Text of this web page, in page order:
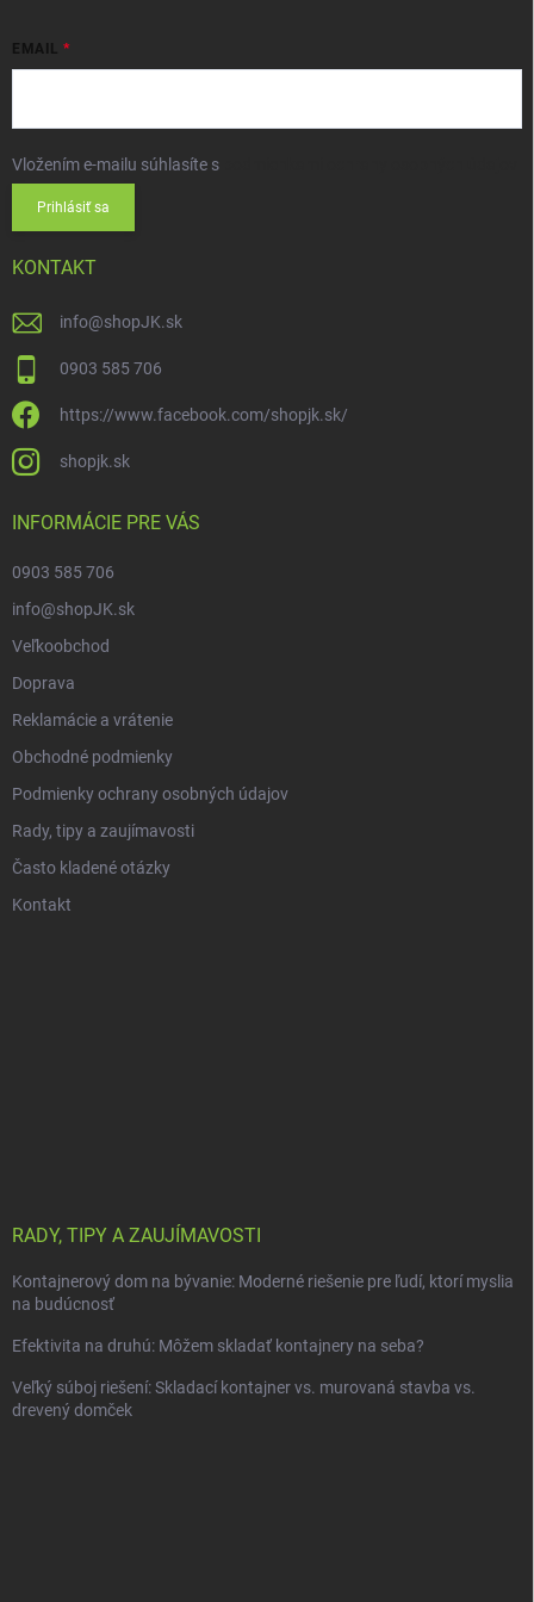
EMAIL
Vložením e-mailu súhlasíte s
Prihlásiť sa
KONTAKT
info@shopJK.sk
0903 585 706
https://www.facebook.com/shopjk.sk/
shopjk.sk
INFORMÁCIE PRE VÁS
0903 585 706
info@shopJK.sk
Veľkoobchod
Doprava
Reklamácie a vrátenie
Obchodné podmienky
Podmienky ochrany osobných údajov
Rady, tipy a zaujímavosti
Často kladené otázky
Kontakt
RADY, TIPY A ZAUJÍMAVOSTI
Kontajnerový dom na bývanie: Moderné riešenie pre ľudí, ktorí myslia
na budúcnosť
Efektivita na druhú: Môžem skladať kontajnery na seba?
Veľký súboj riešení: Skladací kontajner vs. murovaná stavba vs.
drevený domček